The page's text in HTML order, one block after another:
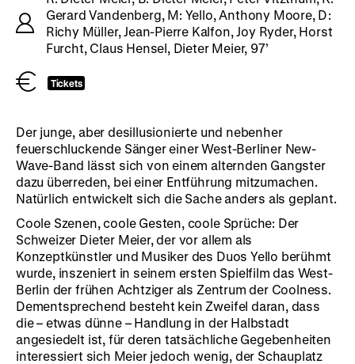
Gerard Vandenberg, M: Yello, Anthony Moore, D:
Richy Müller, Jean-Pierre Kalfon, Joy Ryder, Horst
Furcht, Claus Hensel, Dieter Meier, 97’
Tickets
Der junge, aber desillusionierte und nebenher
feuerschluckende Sänger einer West-Berliner New-
Wave-Band lässt sich von einem alternden Gangster
dazu überreden, bei einer Entführung mitzumachen.
Natürlich entwickelt sich die Sache anders als geplant.
Coole Szenen, coole Gesten, coole Sprüche: Der
Schweizer Dieter Meier, der vor allem als
Konzeptkünstler und Musiker des Duos Yello berühmt
wurde, inszeniert in seinem ersten Spielfilm das West-
Berlin der frühen Achtziger als Zentrum der Coolness.
Dementsprechend besteht kein Zweifel daran, dass
die – etwas dünne – Handlung in der Halbstadt
angesiedelt ist, für deren tatsächliche Gegebenheiten
interessiert sich Meier jedoch wenig, der Schauplatz